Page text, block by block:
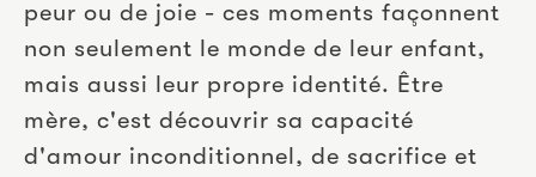
peur ou de joie - ces moments façonnent
non seulement le monde de leur enfant,
mais aussi leur propre identité. Être
mère, c'est découvrir sa capacité
d'amour inconditionnel, de sacrifice et